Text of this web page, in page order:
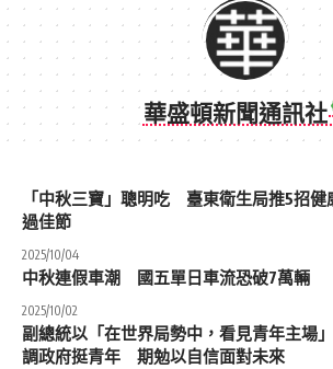
華盛頓新聞通訊社
「中秋三寶」聰明吃 臺東衛生局推5招健
過佳節
2025/10/04
中秋連假車潮 國五單日車流恐破7萬輛
2025/10/02
副總統以「在世界局勢中，看見青年主場
調政府挺青年 期勉以自信面對未來